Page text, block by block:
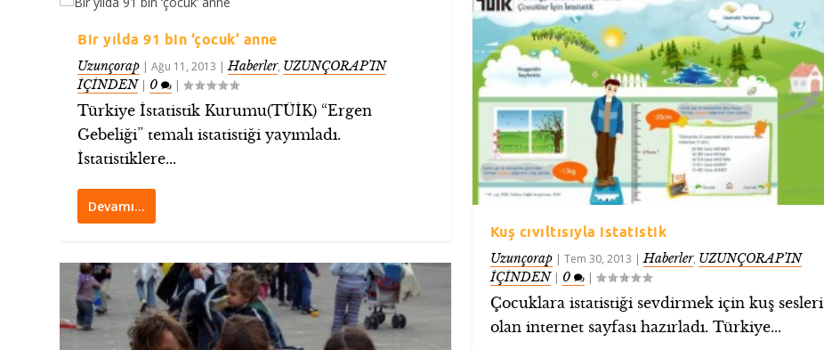
Bir yılda 91 bin ‘çocuk’ anne
Uzunçorap |Ağu 11, 2013 |Haberler, UZUNÇORAP’IN
İÇİNDEN| 0 |
Türkiye İstatistik Kurumu(TÜİK) “Ergen
Gebeliği” temalı istatistiği yayımladı.
İstatistiklere...
Devamı…
Kuş cıvıltısıyla istatistik
Uzunçorap| Tem 30, 2013 |Haberler, UZUNÇORAP’IN
İÇİNDEN| 0 |
Çocuklara istatistiği sevdirmek için kuş sesleri
olan internet sayfası hazırladı. Türkiye...